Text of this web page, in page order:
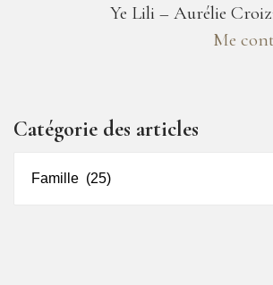
Ye Lili – Aurélie
Me
Catégorie des articles
des